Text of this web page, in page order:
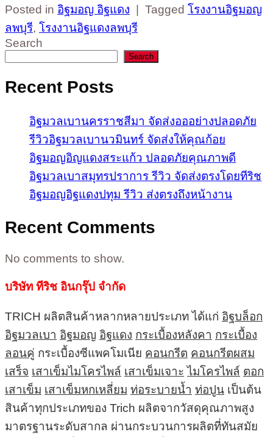
Posted in อิฐมอญ อิฐแดง Tagged โรงงานอิฐมอญ
ลพบุรี, โรงงานอิฐแดงลพบุรี
Search
Search
Recent Posts
อิฐมวลเบานครราชสีมา จัดส่งอออย่างปลอดภัย
รีวิวอิฐมวลเบานวมินทร์ จัดส่งให้คุณก้อย
อิฐมอญอิญแดงสระแก้ว ปลอดภัยคุณภาพดี
อิฐมวลเบาสมุทรปราการ รีวิว จัดส่งตรงโดยทีริช
อิฐมอญอิฐแดงปทุม รีวิว ส่งตรงถึงหน้างาน
Recent Comments
No comments to show.
บริษัท ทีริช อินกรุ๊ป จำกัด
TRICH ผลิตสินค้าหลากหลายประเภท ได้แก่ อิฐบล็อก
อิฐมวลเบา อิฐมอญ อิฐแดง กระเบื้องหลังคา กระเบื้อง
ลอนคู่ กระเบื้องซีแพคโมเนีย คอนกรีต คอนกรีตผสม
เสร็จ เสาเข็มไมโครไพล์ เสาเข็มเจาะ ไมโครไพล์ ตอก
เสาเข็ม เสาเข็มหกเหลี่ยม ท่อระบายน้ำ ท่อปูน เป็นต้น
สินค้าทุกประเภทของ Trich ผลิตจากวัสดุคุณภาพสูง
มาตรฐานระดับสากล ผ่านกระบวนการผลิตที่ทันสมัย